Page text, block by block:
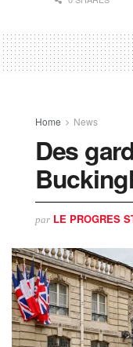
Home News
Des
par LE PROGRES